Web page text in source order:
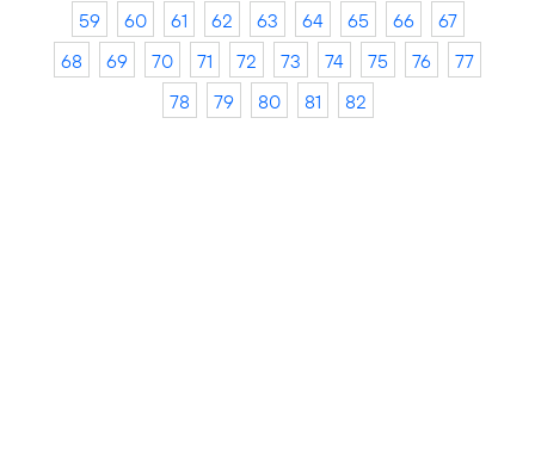
59
60 61 62 63 64 65 66
67
68
69 70 71 72 73 74 75 76
77
78
79 80 81 82